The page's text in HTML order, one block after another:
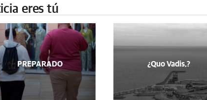
eres tú
PREPARADO ¿Quo Vadis,?